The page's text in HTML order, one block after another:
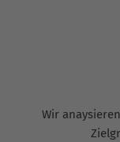
Wir